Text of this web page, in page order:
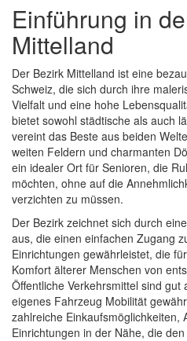
Einführung in
Mittelland
Der Bezirk Mittelland ist eine
Schweiz, die sich durch ihre
Vielfalt und eine hohe
bietet sowohl städtische als auch
vereint das Beste aus beiden
weiten Feldern und charmanten
ein idealer Ort für Senioren, die
möchten, ohne auf die
verzichten zu müssen.
Der Bezirk zeichnet sich durch
aus, die einen einfachen Zugang
Einrichtungen gewährleistet, die
Komfort älterer Menschen von
Öffentliche Verkehrsmittel sind
eigenes Fahrzeug Mobilität
zahlreiche Einkaufsmöglichkeiten,
Einrichtungen in der Nähe, die